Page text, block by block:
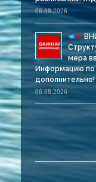
06.08.2026
мера
Информацию
дополнительно!
06.08.2026